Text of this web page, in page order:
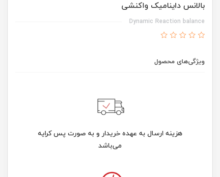
بالانس داینامیک واکنشی
Dynamic Reaction balance
ویژگی‌های محصول
هزینه ارسال به عهده خریدار و به صورت پس کرایه
می‌باشد